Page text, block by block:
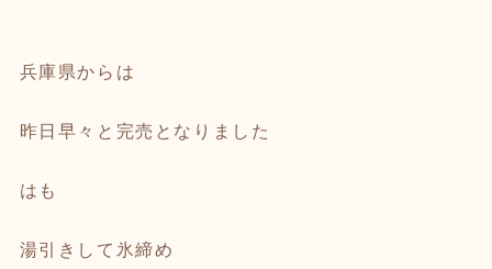
兵庫県からは
昨日早々と完売となりました
はも
湯引きして氷締め